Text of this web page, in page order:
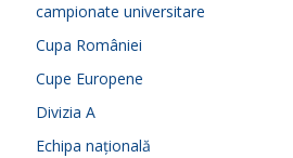
campionate universitare
Cupa României
Cupe Europene
Divizia A
Echipa națională